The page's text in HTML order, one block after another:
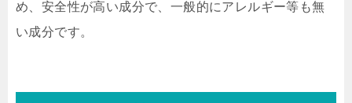
め、安全性が高い成分で、一般的にアレルギー等も無
い成分です。